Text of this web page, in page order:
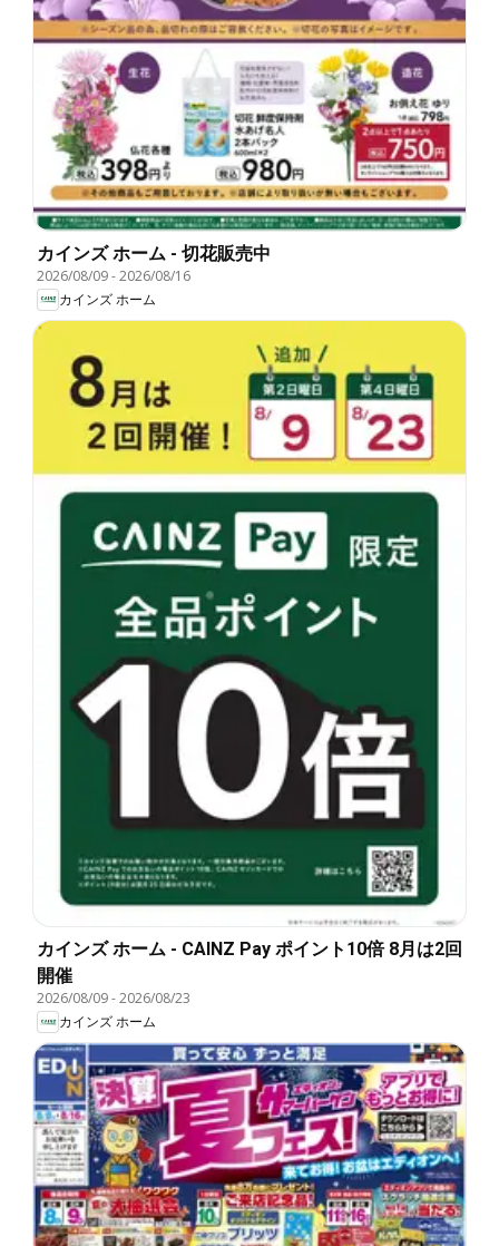
カインズ ホーム - 切花販売中
2026/08/09-2026/08/16
カインズ ホーム
カインズ ホーム - CAINZ Pay ポイント10倍 8月は2回
開催
2026/08/09-2026/08/23
カインズ ホーム